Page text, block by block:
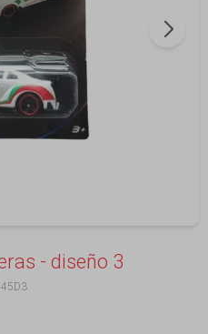
- diseño 3